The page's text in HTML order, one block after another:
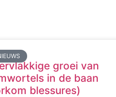
groei van
in de baan
blessures)